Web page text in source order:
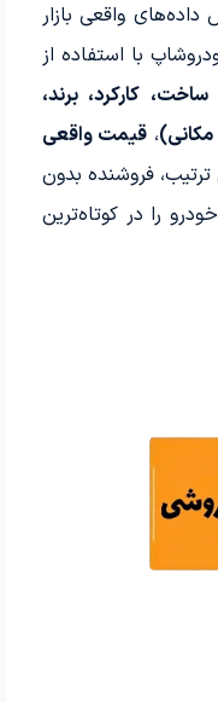
واقعی بازار
با استفاده از
ساخت، کارکرد، برند،
،قیمت واقعی
فروشنده بدون
را در کوتاه‌ترین